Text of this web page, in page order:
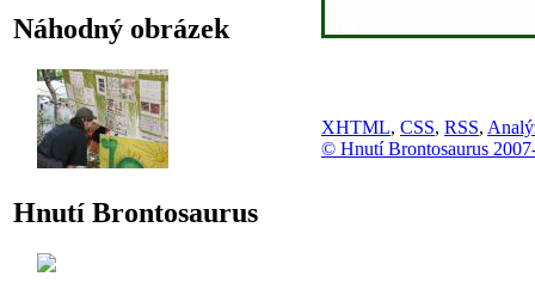
Náhodný obrázek
Hnutí Brontosaurus
XHTML, CSS, RSS,
© Hnutí Brontosaurus